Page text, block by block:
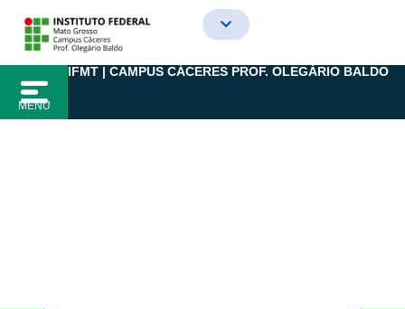
para
MENU
IFMT | CAMPUS CÁCERES PROF. OLEGÁRIO BALDO